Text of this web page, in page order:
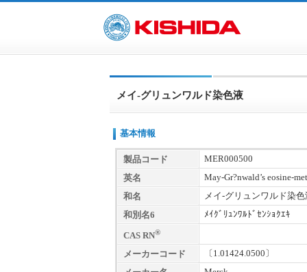
メイ-グリュンワルド染色液
基本情報
製品コード
MER000500
英名
May-Gr?nwald’s eosine-
和名
メイ-グリュンワルド染色
和別名6
ﾒｲｸﾞﾘｭﾝﾜﾙﾄﾞｾﾝｼｮｸｴｷ
CAS RN®
メーカーコード
〔1.01424.0500〕